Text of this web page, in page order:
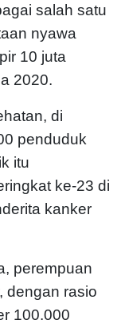
salah satu
nyawa
10 juta
2020.
di
penduduk
itu
ke-23 di
kanker
perempuan
dengan rasio
100.000